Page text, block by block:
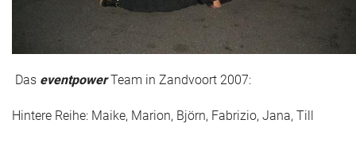
Das eventpowerTeam in Zandvoort 2007:
Hintere Reihe: Maike, Marion, Björn, Fabrizio, Jana, Till